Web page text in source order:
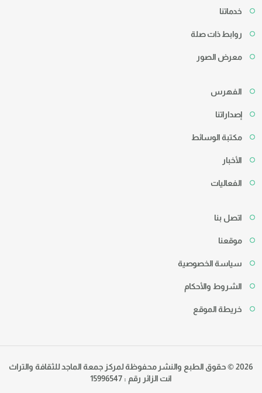
خدماتنا
روابط ذات صلة
معرض الصور
الفهرس
إصداراتنا
مكتبة الوسائط
الأخبار
الفعاليات
اتصل بنا
موقعنا
سياسة الخصوصية
الشروط والأحكام
خريطة الموقع
2026 © حقوق الطبع والنشر محفوظة لمركز جمعة الماجد للثقافة والتراث
انت الزائر رقم : 15996547